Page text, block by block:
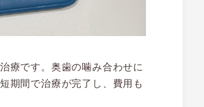
療です。奥歯の噛み合わせに
期間で治療が完了し、費用も